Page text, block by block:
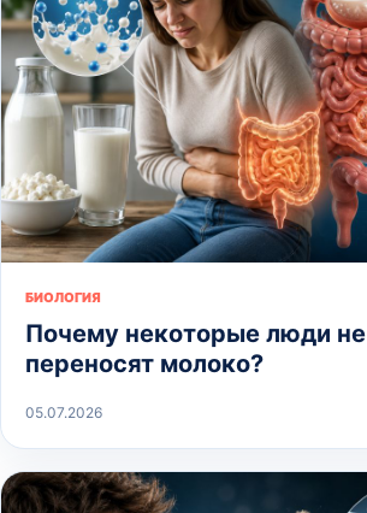
БИОЛОГИЯ
Почему некоторые люди не
переносят молоко?
05.07.2026